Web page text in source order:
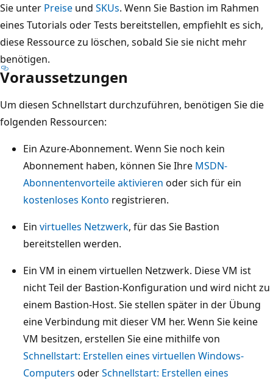
Sie unter Preise und SKUs. Wenn Sie Bastion im Rahmen
eines Tutorials oder Tests bereitstellen, empfiehlt es sich,
diese Ressource zu löschen, sobald Sie sie nicht mehr
benötigen.
Voraussetzungen
Um diesen Schnellstart durchzuführen, benötigen Sie die
folgenden Ressourcen:
Ein Azure-Abonnement. Wenn Sie noch kein
Abonnement haben, können Sie Ihre MSDN-
Abonnentenvorteile aktivieren oder sich für ein
kostenloses Konto registrieren.
Ein virtuelles Netzwerk, für das Sie Bastion
bereitstellen werden.
Ein VM in einem virtuellen Netzwerk. Diese VM ist
nicht Teil der Bastion-Konfiguration und wird nicht zu
einem Bastion-Host. Sie stellen später in der Übung
eine Verbindung mit dieser VM her. Wenn Sie keine
VM besitzen, erstellen Sie eine mithilfe von
Schnellstart: Erstellen eines virtuellen Windows-
Computers oderSchnellstart: Erstellen eines